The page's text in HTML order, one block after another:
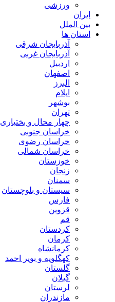
ورزشی
ایران
بین الملل
استان ها
آذربایجان شرقی
آذربایجان غربی
اردبیل
اصفهان
البرز
ایلام
بوشهر
تهران
چهار محال و بختیاری
خراسان جنوبی
خراسان رضوی
خراسان شمالی
خوزستان
زنجان
سمنان
سیستان و بلوچستان
فارس
قزوین
قم
کردستان
کرمان
کرمانشاه
کهگلویه و بویر احمد
گلستان
گیلان
لرستان
مازندران